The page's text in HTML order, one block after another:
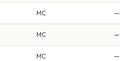
MC —
MC —
MC —